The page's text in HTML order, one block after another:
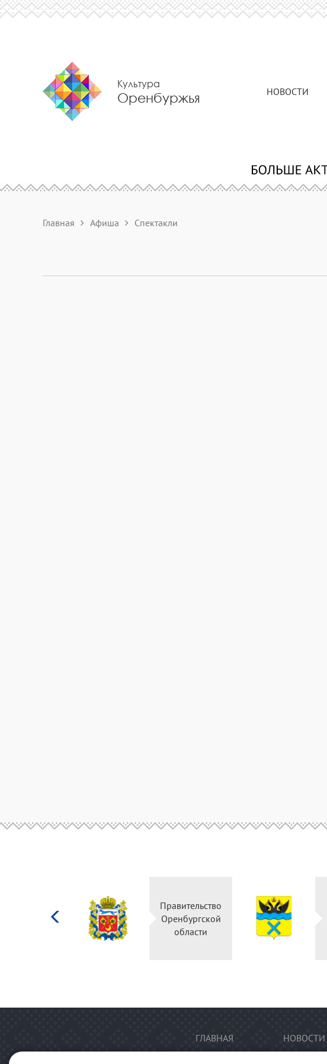
Культура
Оренбуржья НОВОСТИ
Главная Афиша Спектакли
Правительство
Оренбургской
области
ГЛАВНАЯ НОВОСТИ